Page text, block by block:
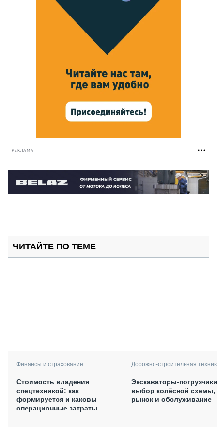
РЕКЛАМА
ЧИТАЙТЕ ПО ТЕМЕ
Финансы и страхование
Стоимость владения
спецтехникой: как
формируется и каковы
операционные затраты
Дорожно-строительная
Экскаваторы-
выбор колёсной схемы,
рынок и обслуживание